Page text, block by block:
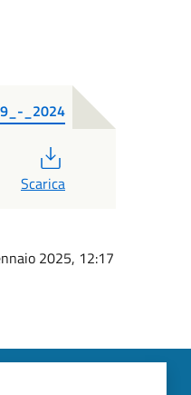
_2024
Scarica
2025, 12:17